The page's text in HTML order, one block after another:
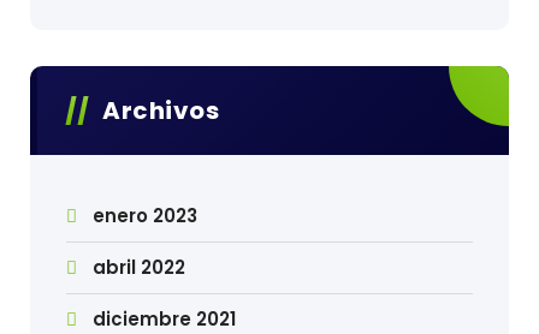
Archivos
enero 2023
abril 2022
diciembre 2021